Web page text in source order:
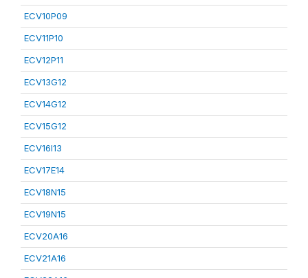
ECV10P09
ECV11P10
ECV12P11
ECV13G12
ECV14G12
ECV15G12
ECV16I13
ECV17E14
ECV18N15
ECV19N15
ECV20A16
ECV21A16